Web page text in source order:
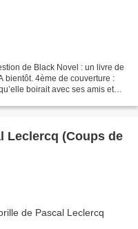
de Black Novel : un livre de
bientôt. 4ème de couverture :
boirait avec ses amis et
Leclercq (Coups de